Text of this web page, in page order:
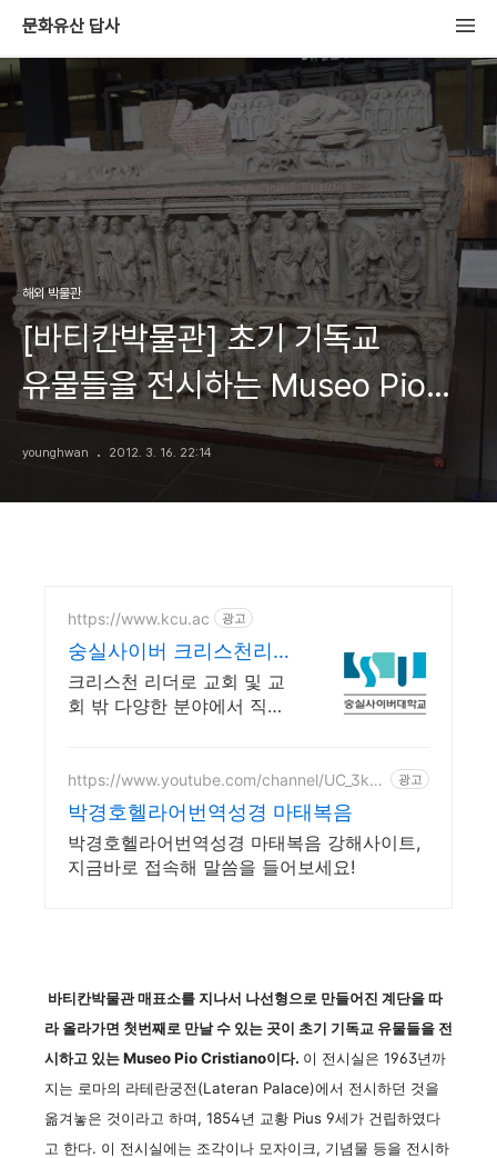
문화유산 답사
해외 박물관
[바티칸박물관] 초기 기독교
유물들을 전시하는 Museo Pio
Cristiano
younghwan 2012. 3. 16. 22:14
https://www.kcu.ac 광고
숭실사이버 크리스천리더
십학과 신편입생 모집 중!
크리스천 리더로 교회 및 교
회 밖 다양한 분야에서 직무
자! 한국최초 사이버대학교!
100% 온라인강의!
https://www.youtube.com/channel/UC_3kJ
광고
박경호헬라어번역성경 마태복음
박경호헬라어번역성경 마태복음 강해사이트,
지금바로 접속해 말씀을 들어보세요!
바티칸박물관 매표소를 지나서 나선형으로 만들어진 계단을 따
라 올라가면 첫번째로 만날 수 있는 곳이 초기 기독교 유물들을 전
시하고 있는 Museo Pio Cristiano이다. 이 전시실은 1963년까
지는 로마의 라테란궁전(Lateran Palace)에서 전시하던 것을
옮겨놓은 것이라고 하며, 1854년 교황 Pius 9세가 건립하였다
고 한다. 이 전시실에는 조각이나 모자이크, 기념물 등을 전시하